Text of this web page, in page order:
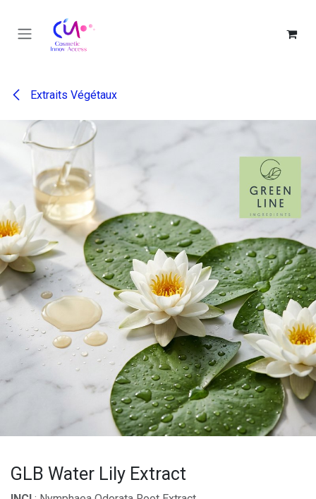
Extraits Végétaux
GLB Water Lily Extract